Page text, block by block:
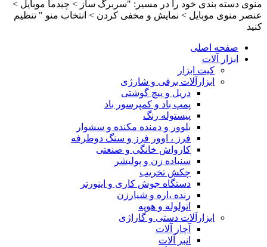
منوی دسته بندی خود را در مسیر: "سربرگ ساز > چیدما موبایل >
عنصر منوی موبایل > نمایش و مخفی کردن > انتخاب منو " تنظیم
کنید
صفحه اصلی
ابزار آلات
کیت ابزار
ابزارآلات برقی و شارژی
دریل و پیچ گوشتی
پمپ باد و کمپرسور باد
پیستوله رنگ
بلوور و دمنده مکنده و سشوار
فرز ، اوور فرز و سنگ دوطرفه
کارواش خانگی و صنعتی
سنباده زن و پولیشر
چکش تخریب
دستگاه جوش کاری و اینورتر
رنده ،اره و شیارزن
اتولوله و هویه
ابزارآلات دستی و گاراژی
آچار آلات
انبر آلات